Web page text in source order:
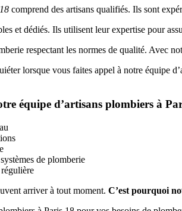
18 comprend des artisans qualifiés. Ils sont
et dédiés. Ils utilisent leur expertise pour
respectant les normes de qualité. Avec
lorsque vous faites appel à notre équipe
équipe d’artisans plombiers à
de plomberie
arriver à tout moment. C’est pourquoi